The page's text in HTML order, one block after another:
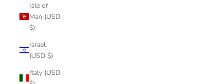
Isle of
Man (USD
$)
Israel
(USD $)
Italy (USD